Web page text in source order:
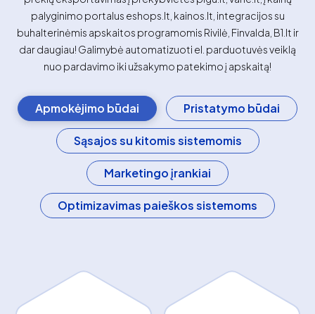
palyginimo portalus eshops.lt, kainos.lt, integracijos su
buhalterinėmis apskaitos programomis Rivilė, Finvalda, B1.lt ir
dar daugiau! Galimybė automatizuoti el. parduotuvės veiklą
nuo pardavimo iki užsakymo patekimo į apskaitą!
Apmokėjimo būdai Pristatymo būdai
Sąsajos su kitomis sistemomis
Marketingo įrankiai
Optimizavimas paieškos sistemoms